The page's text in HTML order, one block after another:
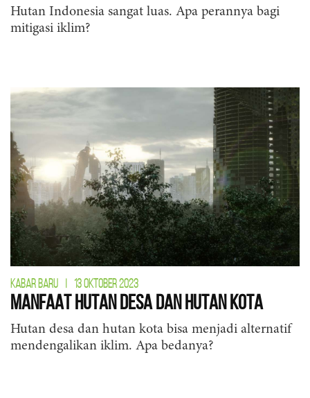
Hutan Indonesia sangat luas. Apa perannya bagi
mitigasi iklim?
KABAR BARU | 13 OKTOBER 2023
Manfaat Hutan Desa dan Hutan Kota
Hutan desa dan hutan kota bisa menjadi alternatif
mendengalikan iklim. Apa bedanya?